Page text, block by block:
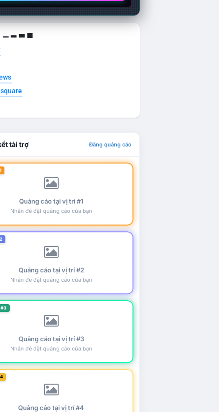
▁ ▂ ▃ ▄
tài trợ Đăng quảng cáo
Quảng cáo tại vị trí #1
Nhấn để đặt quảng cáo của bạn
Quảng cáo tại vị trí #2
Nhấn để đặt quảng cáo của bạn
Quảng cáo tại vị trí #3
Nhấn để đặt quảng cáo của bạn
Quảng cáo tại vị trí #4